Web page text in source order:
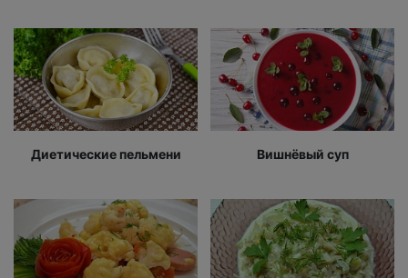
Диетические пельмени Вишнёвый суп